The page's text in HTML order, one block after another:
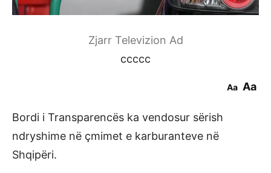
Zjarr Televizion Ad
ccccc
Aa Aa
Bordi i Transparencës ka vendosur sërish
ndryshime në çmimet e karburanteve në
Shqipëri.